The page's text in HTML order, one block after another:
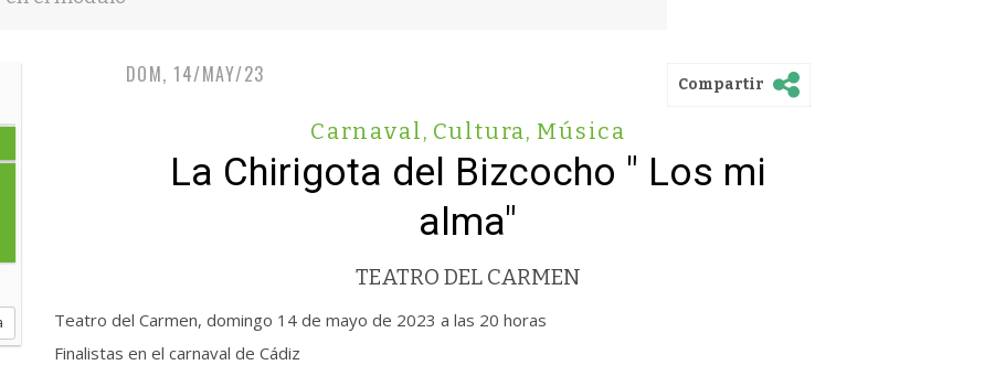
DOM, 14/MAY/23 Compartir
Carnaval, Cultura, Música
La Chirigota del Bizcocho " Los mi
alma"
TEATRO DEL CARMEN
Teatro del Carmen, domingo 14 de mayo de 2023 a las 20 horas
Finalistas en el carnaval de Cádiz